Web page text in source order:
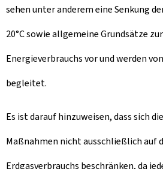
sehen unter anderem eine Senkung
20°C sowie allgemeine Grundsätze
Energieverbrauchs vor und werden
begleitet. ​
Es ist darauf hinzuweisen, dass sich
Maßnahmen nicht ausschließlich auf
Erdgasverbrauchs beschränken, da